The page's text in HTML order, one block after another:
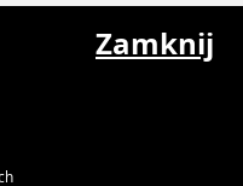
Rychwał
Rychwał
Zamknij